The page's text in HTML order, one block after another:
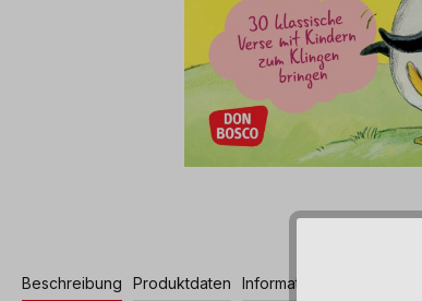
Beschreibung Produktdaten Informationen und